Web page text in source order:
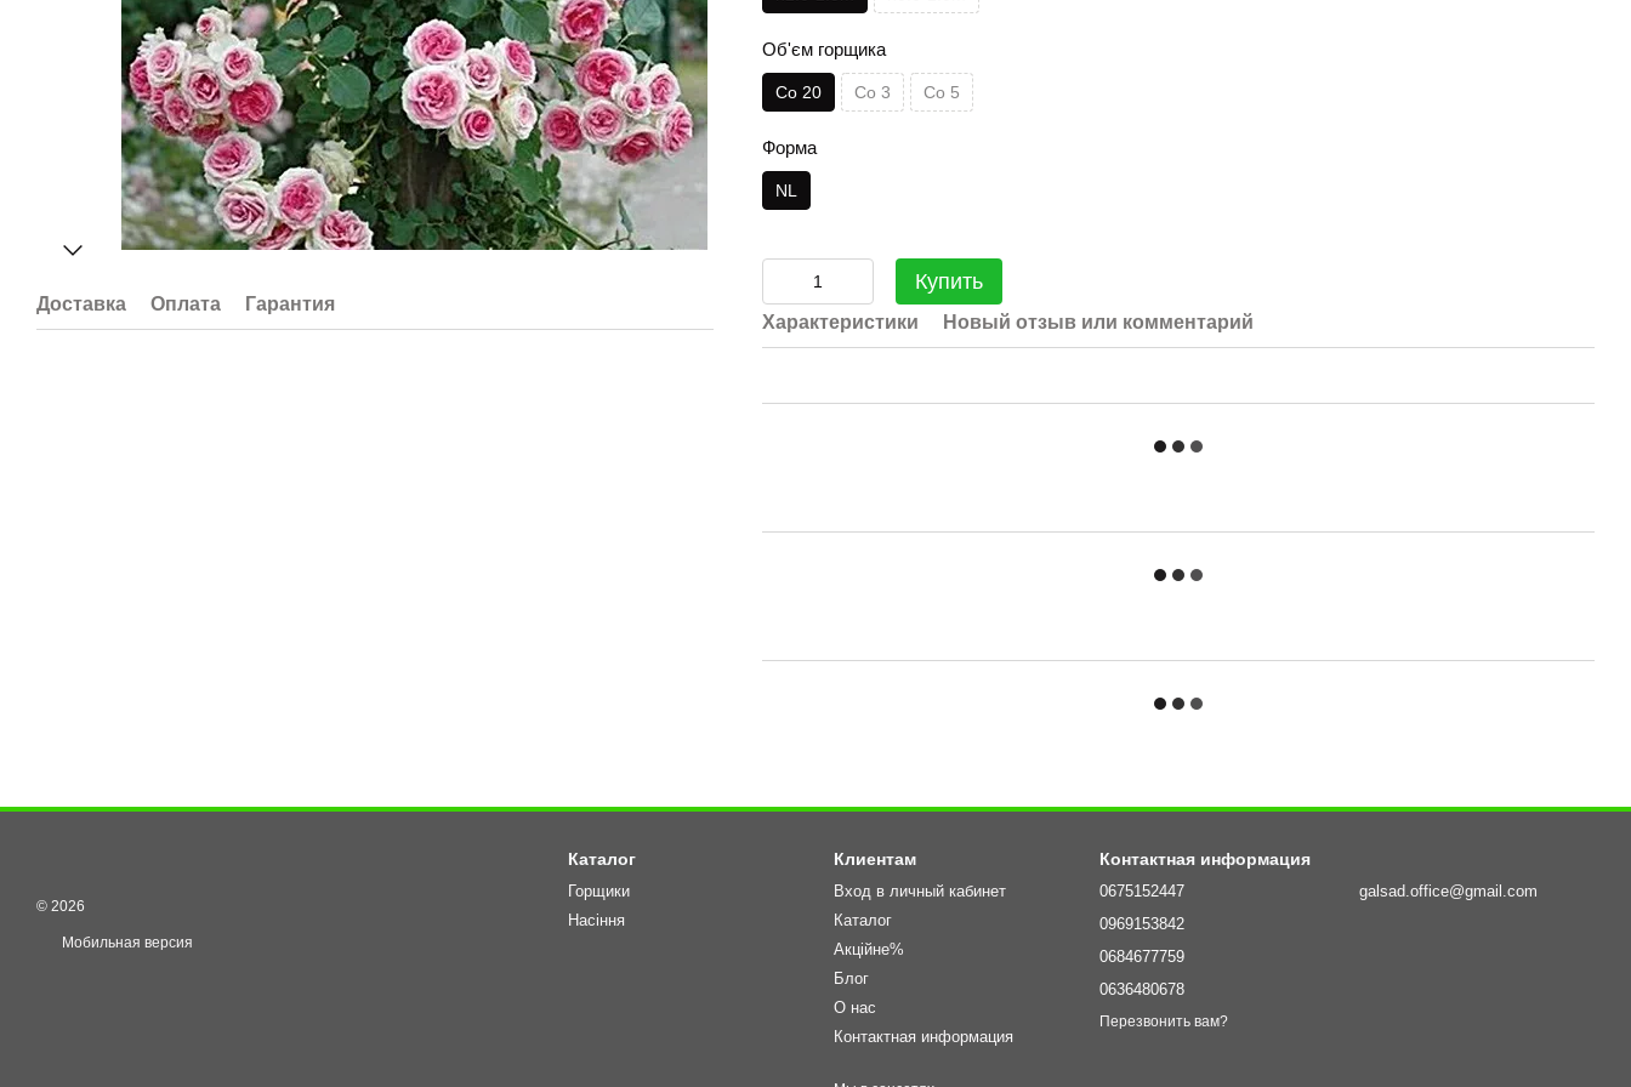
Доставка Оплата Гарантия
Об'єм горщика
Co 20 Co 3 Co 5
Форма
NL
Купить
Характеристики Новый отзыв или комментарий
© 2026
Мобильная версия
Каталог
Горщики
Насіння
Клиентам
Вход в личный кабинет
Каталог
Акційне%
Блог
О нас
Контактная информация
Контактная информация
0675152447
0969153842
0684677759
0636480678
Перезвонить вам?
galsad.office@gmail.com